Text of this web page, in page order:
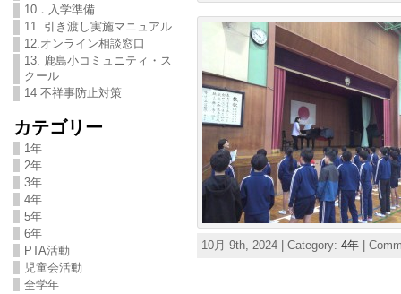
10．入学準備
11. 引き渡し実施マニュアル
12.オンライン相談窓口
13. 鹿島小コミュニティ・ス
クール
14 不祥事防止対策
カテゴリー
1年
2年
3年
4年
5年
6年
PTA活動
児童会活動
全学年
10月 9th, 2024 | Category: 4年|